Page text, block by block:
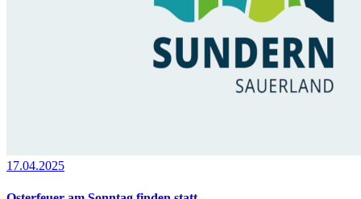
17.04.2025